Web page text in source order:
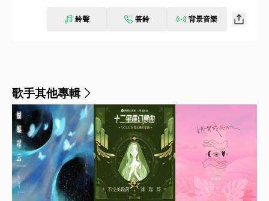
鈴聲 答鈴 背景音樂
歌手其他專輯